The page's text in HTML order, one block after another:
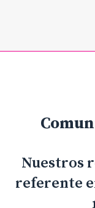
Nuestros
referente